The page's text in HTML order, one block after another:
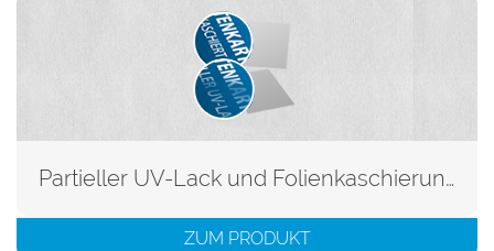
Partieller UV-Lack und Folienkaschierung
ZUM PRODUKT